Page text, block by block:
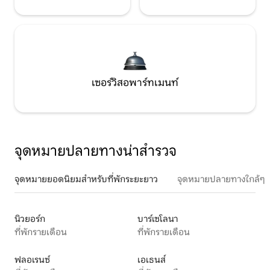
เซอร์วิสอพาร์ทเมนท์
จุดหมายปลายทางน่าสำรวจ
จุดหมายยอดนิยมสำหรับที่พักระยะยาว จุดหมายปลายทางใกล้ๆ
นิวยอร์ก
ที่พักรายเดือน
บาร์เซโลนา
ที่พักรายเดือน
ฟลอเรนซ์
เอเธนส์